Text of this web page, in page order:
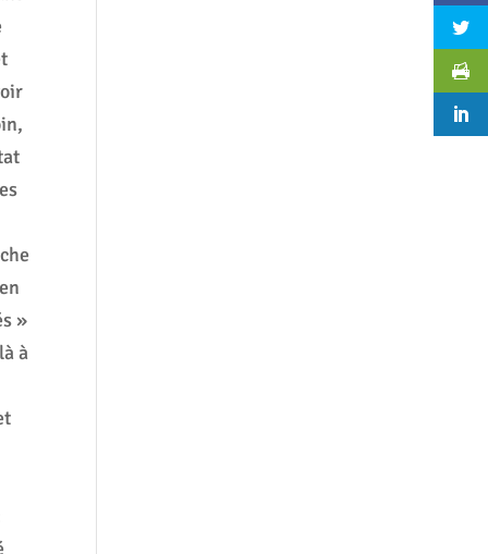
»
à